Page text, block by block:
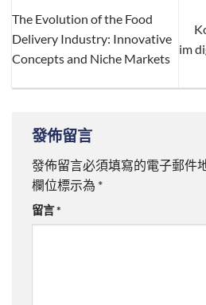
The Evolution of the Food
Delivery Industry: Innovative
Concepts and Niche Markets
im
發佈留言
發佈留言必須填寫的電子郵件
欄位標示為 *
留言*